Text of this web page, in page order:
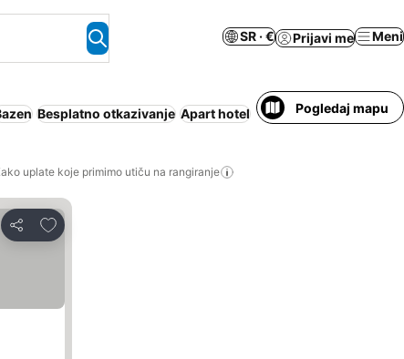
SR · € Prijavi me Meni
Besplatno otkazivanje Apart hotel Klimatizacija Cela
Pogledaj mapu
uplate koje primimo utiču na rangiranje
Deli
Dodati u favorite